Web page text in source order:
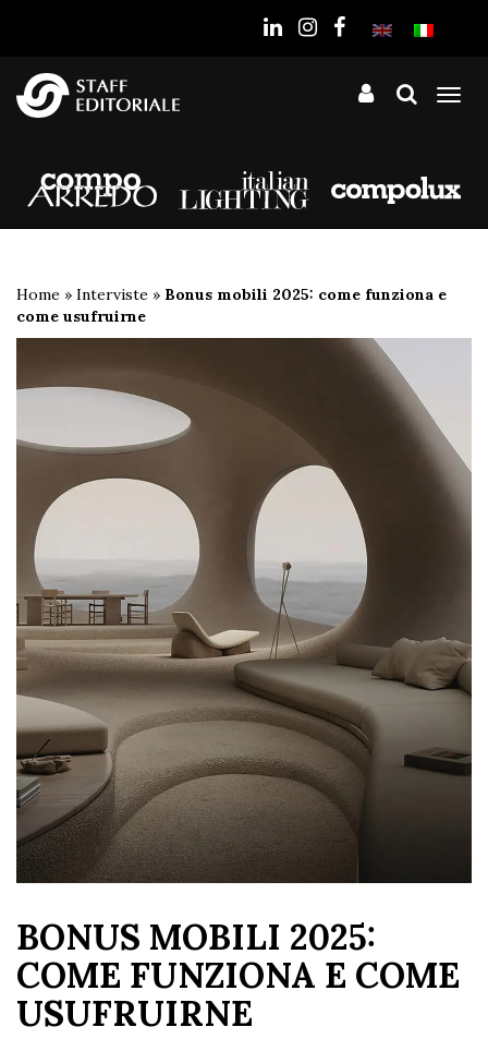
Home » Interviste » Bonus mobili 2025: come funziona e
come usufruirne
BONUS MOBILI 2025:
COME FUNZIONA E COME
USUFRUIRNE